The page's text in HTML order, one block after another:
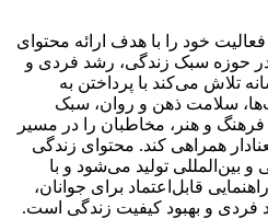
«زندگی رویایی» از سال ۱۳۹۳ فعالیت خود را با هدف ارائه محتوای
در حوزه سبک زندگی، رشد فردی و
تلاش می‌کند با پرداختن به
سلامت ذهن و روان، سبک
و هنر، مخاطبان را در مسیر
همراهی کند. محتوای زندگی
و بین‌المللی تولید می‌شود و با
قابل‌اعتماد برای جوانان،
فردی و بهبود کیفیت زندگی است.